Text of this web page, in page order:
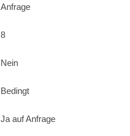
Anfrage
8
Nein
Bedingt
Ja auf Anfrage